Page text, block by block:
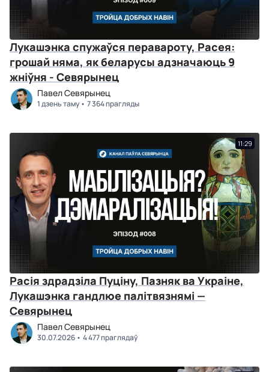
Лукашэнка спужаўся перавароту, Расея:
грошай няма, як беларусы адзначаюць 9
жніўня - Севярынец
Павел Севярынец
1 дзень таму 7 364 прагляды
11:29
Расія здрадзіла Пуціну, Пазняк ва Украіне,
Лукашэнка гандлюе палітвязнямі —
Севярынец
Павел Севярынец
30.07.2026 4 477 праглядаў